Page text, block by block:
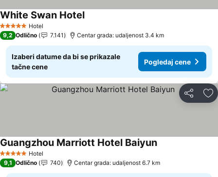
5 ZvezdiceHotel
White Swan HotelPogledaj cene
9,2 Odlično 7.141 Centar grada: udaljenost 3.4 km
Izaberi datume da bi se prikazale
tačne cene
Pogledaj cene
Deli
5 ZvezdiceHotel
Guangzhou Marriott Hotel BaiyunPogledaj cene
9,1 Odlično 740 Centar grada: udaljenost 6.7 km